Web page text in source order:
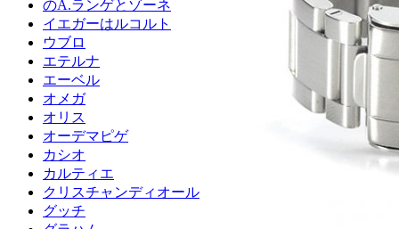
のA.ランゲとゾーネ
イエガーはルコルト
ウブロ
エテルナ
エーベル
オメガ
オリス
オーデマピゲ
カシオ
カルティエ
クリスチャンディオール
グッチ